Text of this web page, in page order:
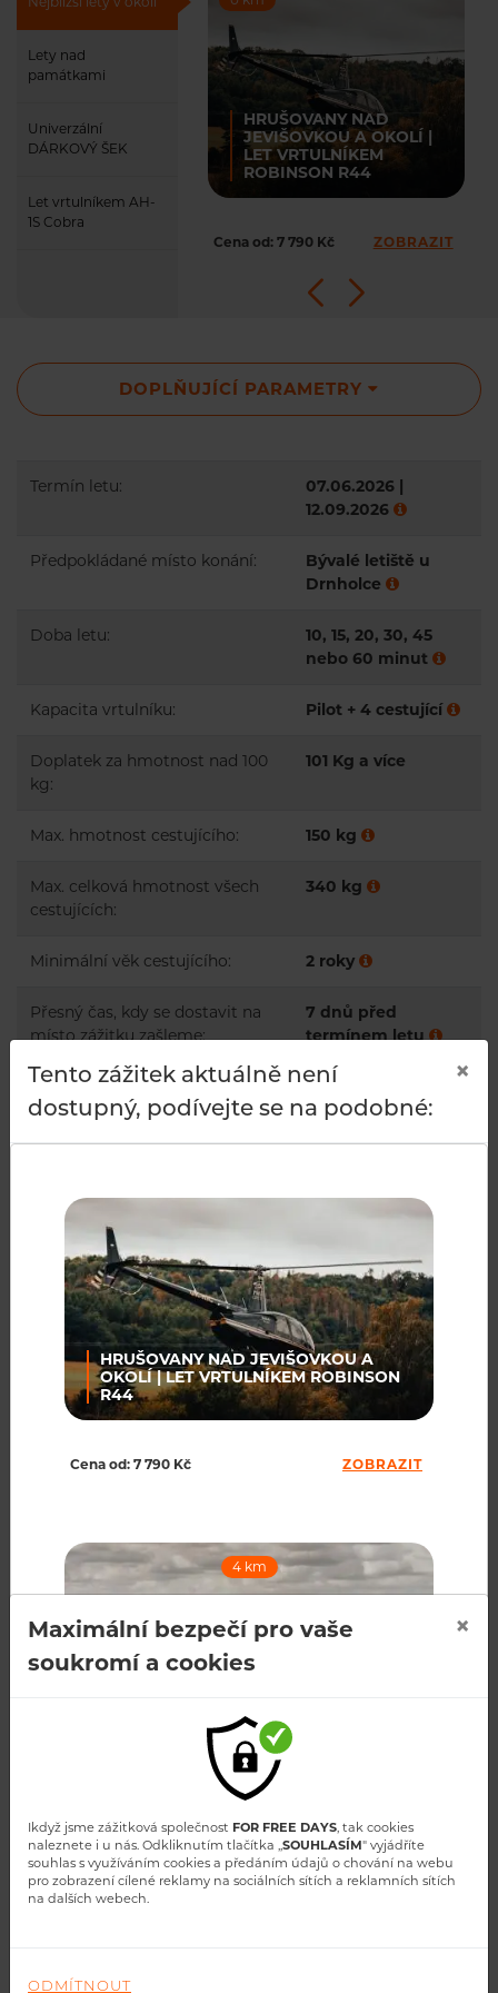
Tento zážitek aktuálně není
dostupný, podívejte se na podobné:
×
HRUŠOVANY NAD JEVIŠOVKOU A
OKOLÍ | LET VRTULNÍKEM ROBINSON
R44
Cena od: 7 790 Kč ZOBRAZIT
DRNHOLEC A NOVOSEDLY A OKOLÍ |
LET VRTULNÍKEM ROBINSON R44
4 km
Lety nad
památkami
Univerzální
DÁRKOVÝ ŠEK
Let vrtulníkem AH-
1S Cobra
HRUŠOVANY NAD
JEVIŠOVKOU A OKOLÍ |
LET VRTULNÍKEM
ROBINSON R44
Cena od: 7 790 Kč ZOBRAZIT
DOPLŇUJÍCÍ PARAMETRY
Termín letu:
07.06.2026 |
12.09.2026
Předpokládané místo konání:
Bývalé letiště u
Drnholce
Doba letu:
10, 15, 20, 30, 45
nebo 60 minut
Kapacita vrtulníku: Pilot + 4 cestující
Doplatek za hmotnost nad 100
kg:
101 Kg a více
Max. hmotnost cestujícího: 150 kg
Max. celková hmotnost všech
cestujících:
340 kg
Minimální věk cestujícího: 2 roky
Přesný čas, kdy se dostavit na
místo zážitku zašleme:
7 dnů před
termínem letu
Zkouška pilotáže a adrenalinový
let:
Od 15 let
ČASTO KLADENÉ OTÁZKY
TECHNICKÉ SPECIFIKACE VRTULNÍKU
RECENZE
Kdo s námi letěl
Maximální bezpečí pro vaše
soukromí a cookies
×
Ikdyž jsme zážitková společnost FOR FREE DAYS, tak cookies
naleznete i u nás. Odkliknutím tlačítka ,,SOUHLASÍM" vyjádříte
souhlas s využíváním cookies a předáním údajů o chování na webu
pro zobrazení cílené reklamy na sociálních sítích a reklamních sítích
na dalších webech.
ODMÍTNOUT